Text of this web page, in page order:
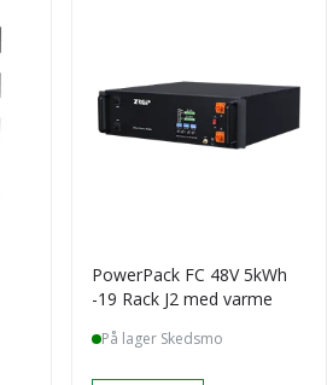
PowerPack FC 48V 5kWh
-19 Rack J2 med varme
På lager Skedsmo